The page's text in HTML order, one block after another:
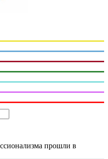
прошли в